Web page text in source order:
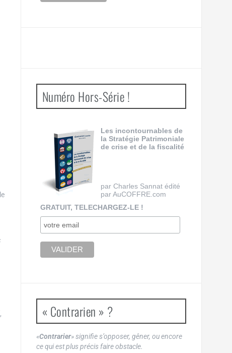
Numéro Hors-Série !
Les incontournables de
la Stratégie Patrimoniale
de crise et de la fiscalité
par Charles Sannat édité
par AuCOFFRE.com
GRATUIT, TELECHARGEZ-LE !
« Contrarien » ?
«Contrarier» signifie s’opposer, gêner, ou encore
ce qui est plus précis faire obstacle.